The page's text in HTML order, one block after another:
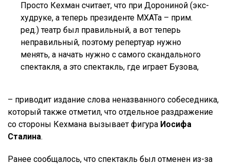
Просто Кехман считает, что при Дорониной (экс-
худруке, а теперь президенте МХАТа – прим.
ред.) театр был правильный, а вот теперь
неправильный, поэтому репертуар нужно
менять, а начать нужно с самого скандального
спектакля, а это спектакль, где играет Бузова,
– приводит издание слова неназванного собеседника,
который также отметил, что отдельное раздражение
со стороны Кехмана вызывает фигура Иосифа
Сталина.
Ранее сообщалось, что спектакль был отменен из-за